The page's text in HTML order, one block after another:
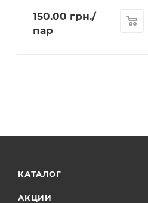
150.00 грн./
пар
КАТАЛОГ
АКЦИИ